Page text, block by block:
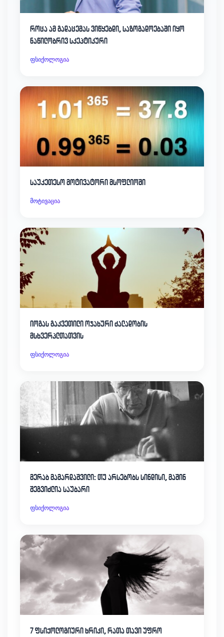
როცა ამ გადაცემას ვიწყებდი, საზოგადოებაში იყო
ნაწილობრივ სკეპტიკური
ფსიქოლოგია
საუკეთესო მოტივატორი მსოფლიოში
მოტივაცია
იოგას გაკვეთილი ოჯახური ძალადობის
მსხვერპლთათვის
ფსიქოლოგია
მერაბ მამარდაშვილი: თუ არსებობს სინდისი, მაშინ
შეგვიძლია საუბარი
ფსიქოლოგია
7 ფსიქოლოგიური ხრიკი, რათა თავი უფრო